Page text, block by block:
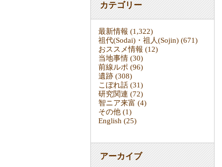
カテゴリー
最新情報 (1,322)
祖代(Sodai)・祖人(Sojin) (671)
おススメ情報 (12)
当地事情 (30)
前線ルポ (96)
遺跡 (308)
こぼれ話 (31)
研究関連 (72)
智ニア来富 (4)
その他 (1)
English (25)
アーカイブ